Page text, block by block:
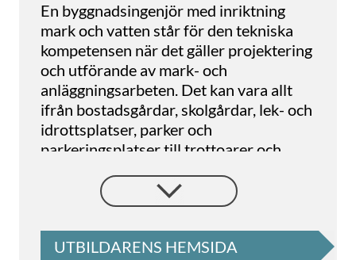
En byggnadsingenjör med inriktning
mark och vatten står för den tekniska
kompetensen när det gäller projektering
och utförande av mark- och
anläggningsarbeten. Det kan vara allt
ifrån bostadsgårdar, skolgårdar, lek- och
idrottsplatser, parker och
parkeringsplatser till trottoarer och
För att trivas i rollen måste man gilla att
och resultatinriktad, och tycka om
UTBILDARENS HEMSIDA